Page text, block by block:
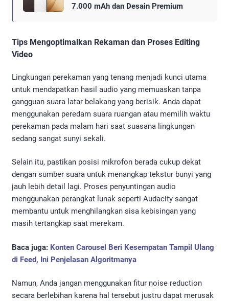
7.000 mAh dan Desain Premium
Tips Mengoptimalkan Rekaman dan Proses Editing
Video
Lingkungan perekaman yang tenang menjadi kunci utama
untuk mendapatkan hasil audio yang memuaskan tanpa
gangguan suara latar belakang yang berisik. Anda dapat
menggunakan peredam suara ruangan atau memilih waktu
perekaman pada malam hari saat suasana lingkungan
sedang sangat sunyi sekali.
Selain itu, pastikan posisi mikrofon berada cukup dekat
dengan sumber suara untuk menangkap tekstur bunyi yang
jauh lebih detail lagi. Proses penyuntingan audio
menggunakan perangkat lunak seperti Audacity sangat
membantu untuk menghilangkan sisa kebisingan yang
masih tertangkap saat merekam.
Baca juga: Konten Carousel Beri Kesempatan Tampil Ulang
di Feed, Ini Penjelasan Algoritmanya
Namun, Anda jangan menggunakan fitur noise reduction
secara berlebihan karena hal tersebut justru dapat merusak